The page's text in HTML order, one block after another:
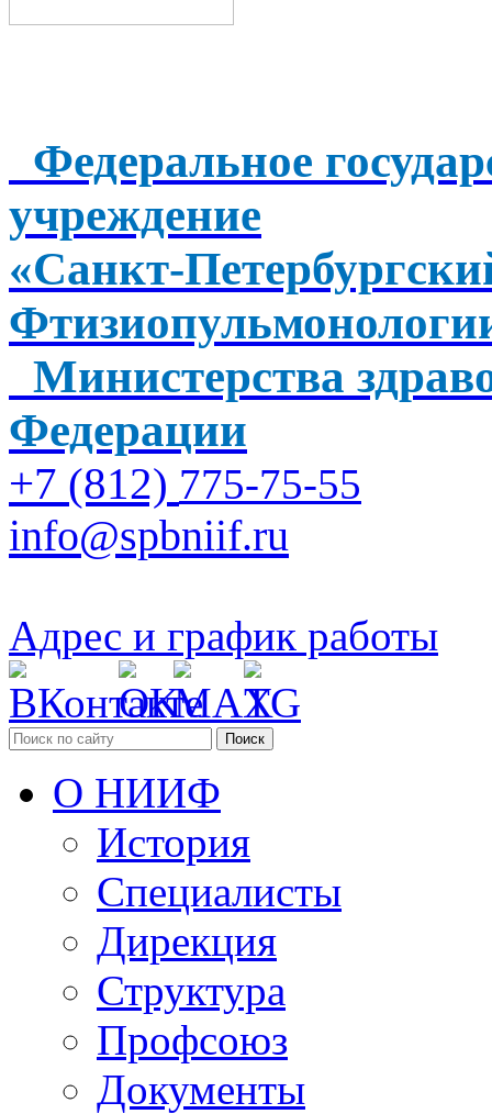
Федеральное
учреждение
«Санкт-
Министерства
Федерации
+7 (812) 775-75-55
info@spbniif.ru
Адрес и график работы
Поиск
О НИИФ
История
Специалисты
Дирекция
Структура
Профсоюз
Документы